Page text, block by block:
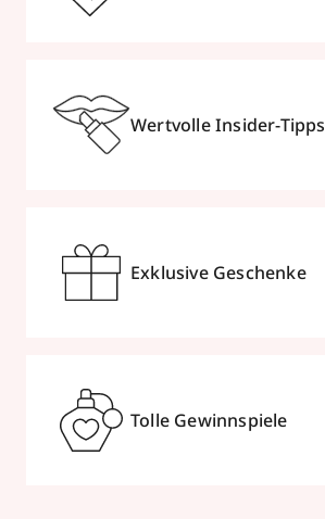
Wertvolle Insider-Tipps
Exklusive Geschenke
Tolle Gewinnspiele